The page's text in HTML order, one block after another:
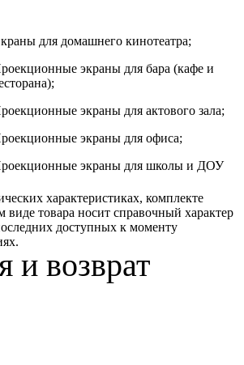
для домашнего кинотеатра;
экраны для бара (кафе и
экраны для актового зала;
экраны для офиса;
экраны для школы и ДОУ
характеристиках, комплекте
товара носит справочный характер
доступных к моменту
и возврат